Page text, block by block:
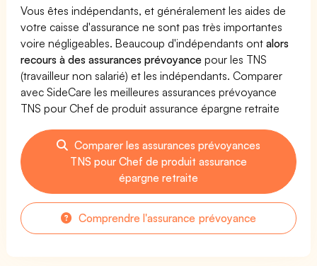
Vous êtes indépendants, et généralement les aides de
votre caisse d'assurance ne sont pas très importantes
voire négligeables. Beaucoup d'indépendants ontalors
recours à des assurances prévoyance pour les TNS
(travailleur non salarié) et les indépendants. Comparer
avec SideCare les meilleures assurances prévoyance
TNS pour Chef de produit assurance épargne retraite
Comparer les assurances prévoyances
TNS pour Chef de produit assurance
épargne retraite
Comprendre l'assurance prévoyance